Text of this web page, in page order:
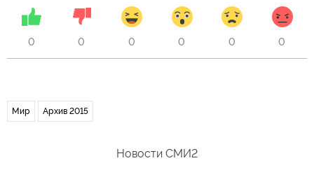
0 0 0 0 0 0
Мир Архив 2015
Новости СМИ2